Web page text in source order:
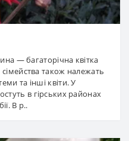
— багаторічна квітка
також належать
та інші квіти. У
в гірських районах
В р..